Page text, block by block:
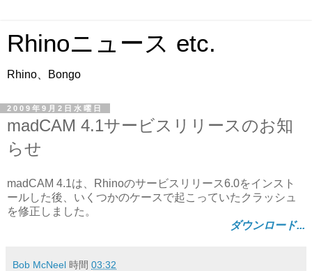
Rhinoニュース etc.
Rhino、Bongo
2009年9月2日水曜日
madCAM 4.1サービスリリースのお知
らせ
madCAM 4.1は、Rhinoのサービスリリース6.0をインスト
ールした後、いくつかのケースで起こっていたクラッシュ
を修正しました。
ダウンロード...
Bob McNeel 時間 03:32